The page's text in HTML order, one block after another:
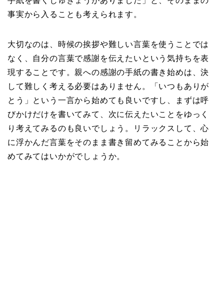
事実から入ることも考えられます。
大切なのは、時候の挨拶や難しい言葉を使うことでは
なく、自分の言葉で感謝を伝えたいという気持ちを表
現することです。親への感謝の手紙の書き始めは、決
して難しく考える必要はありません。「いつもありが
とう」という一言から始めても良いですし、まずは呼
びかけだけを書いてみて、次に伝えたいことをゆっく
り考えてみるのも良いでしょう。リラックスして、心
に浮かんだ言葉をそのまま書き留めてみることから始
めてみてはいかがでしょうか。